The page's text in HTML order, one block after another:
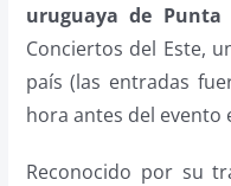
uruguaya de Punta
Conciertos del Este,
país (las entradas
hora antes del evento
Reconocido por su